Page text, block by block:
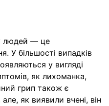
людей — це
У більшості випадків
у вигляді
як лихоманка,
грип також є
як виявили вчені, він